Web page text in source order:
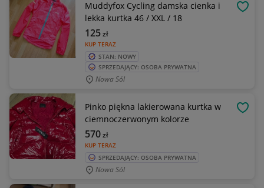
Muddyfox Cycling damska cienka i
lekka kurtka 46 / XXL / 18
KUP TERAZ
125zł
STAN: NOWY
SPRZEDAJĄCY: OSOBA PRYWATNA
Nowa Sól
Pinko piękna lakierowana kurtka w
ciemnoczerwonym kolorze
KUP TERAZ
570zł
SPRZEDAJĄCY: OSOBA PRYWATNA
Nowa Sól